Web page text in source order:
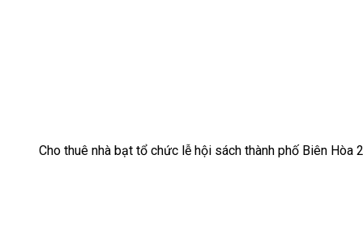
Cho thuê nhà bạt tổ chức lễ hội sách thành phố Biên Hòa